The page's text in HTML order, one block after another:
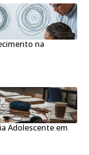
na
Adolescente em